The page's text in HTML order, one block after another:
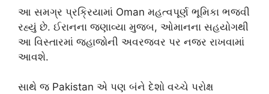
આ સમગ્ર પ્રક્રિયામાં Oman મહત્વપૂર્ણ ભૂમિકા ભજવી
રહ્યું છે. ઈરાનના જણાવ્યા મુજબ, ઓમાનના સહયોગથી
આ વિસ્તારમાં જહાજોની અવરજવર પર નજર રાખવામાં
આવશે.
સાથે જ Pakistan એ પણ બંને દેશો વચ્ચે પરોક્ષ